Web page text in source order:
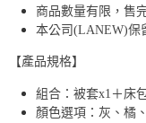
商品數量有限，售
本公司(LANEW)保
【產品規格】
組合：被套x1＋床
顏色選項：灰、橘